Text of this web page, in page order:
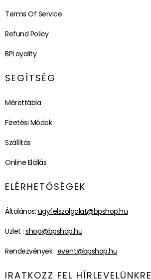
Terms Of Service
Refund Policy
BPLoyality
SEGÍTSÉG
Mérettábla
Fizetési Módok
Szállítás
Online Elállás
ELÉRHETŐSÉGEK
Általános: ugyfelszolgalat@bpshop.hu
Üzlet : shop@bpshop.hu
Rendezvények : event@bpshop.hu
IRATKOZZ FEL HÍRLEVELÜNKRE